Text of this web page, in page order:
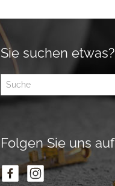
Sie suchen etwas?
Folgen Sie uns auf